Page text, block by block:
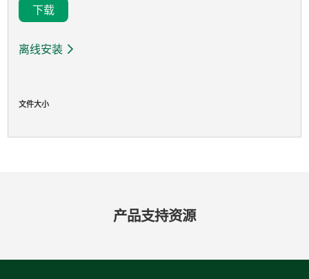
下载
离线安装
文件大小
产品​支持​资源